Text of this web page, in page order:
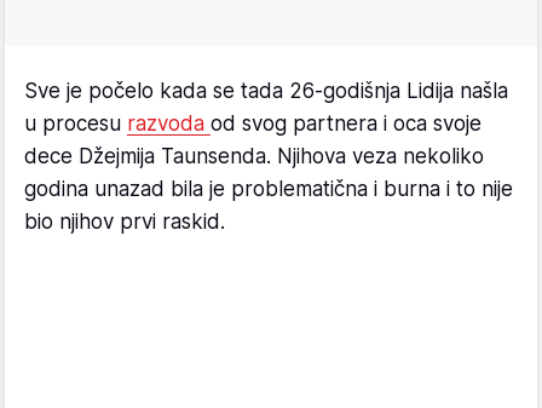
Sve je počelo kada se tada 26-godišnja Lidija našla
u procesu razvoda od svog partnera i oca svoje
dece Džejmija Taunsenda. Njihova veza nekoliko
godina unazad bila je problematična i burna i to nije
bio njihov prvi raskid.